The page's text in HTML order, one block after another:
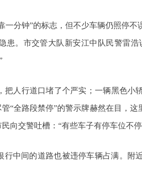
一分钟”的标志，但不少车辆仍照停
患。市交管大队新安江中队民警雷
人行道口堵了个严实；一辆黑色小
“全路段禁停”的警示牌赫然在目，这
向交警吐槽：“有些车子有停车位不
行中间的道路也被违停车辆占满。附